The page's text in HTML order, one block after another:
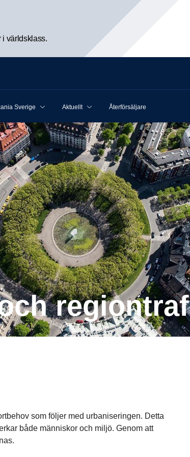
i världsklass.
Sverige Aktuellt Återförsäljare
som följer med urbaniseringen. Detta
både människor och miljö. Genom att